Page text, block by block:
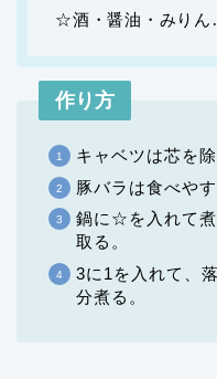
☆酒・醤油・みり
作り方
キャベツは芯を
豚バラは食べや
鍋に☆を入れて
取る。
3に1を入れて、
分煮る。